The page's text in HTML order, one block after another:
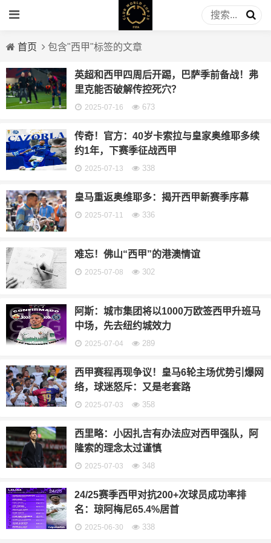
首页 包含"西甲"标签的文章
英超和西甲四周后开踢，巴萨季前备战！弗
里克能否破解传控死穴？
2025-07-16 673
传奇！官方：40岁卡索拉与皇家奥维耶多续
约1年，下赛季征战西甲
2025-07-13 338
皇马重返奥维耶多：揭开西甲新赛季序幕
2025-07-11 336
难忘！佛山“西甲”的港澳情谊
2025-07-08 302
阿斯：城市集团将以1000万欧签西甲升班马
中场，先去纽约城效力
2025-07-04 289
西甲赛程再现争议！皇马6轮主场优势引爆网
络，球迷怒斥：又是老套路
2025-07-03 358
西里略：小因扎吉有办法应对西甲强队，阿
隆索的理念太过谨慎
2025-07-03 348
24/25赛季西甲对抗200+次球员成功率排
名：琼阿梅尼65.4%居首
2025-06-30 338